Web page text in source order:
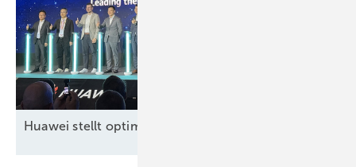
Huawei stellt optimierte, neue